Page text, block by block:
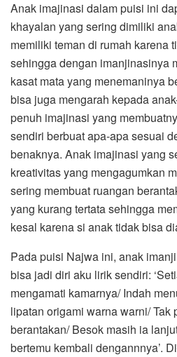
Anak imajinasi dalam puisi ini
khayalan yang sering dimiliki
memiliki teman di rumah karena
sehingga dengan imanjinasinya
kasat mata yang menemaninya
bisa juga mengarah kepada
penuh imajinasi yang
sendiri berbuat apa-apa sesuai
benaknya. Anak imajinasi yang
kreativitas yang mengagumkan
sering membuat ruangan
yang kurang tertata sehingga
kesal karena si anak tidak bisa
Pada puisi Najwa ini, anak
bisa jadi diri aku lirik sendiri:
mengamati kamarnya/ Indah
lipatan origami warna warni/ Tak
berantakan/ Besok masih ia
bertemu kembali dengannnya’.